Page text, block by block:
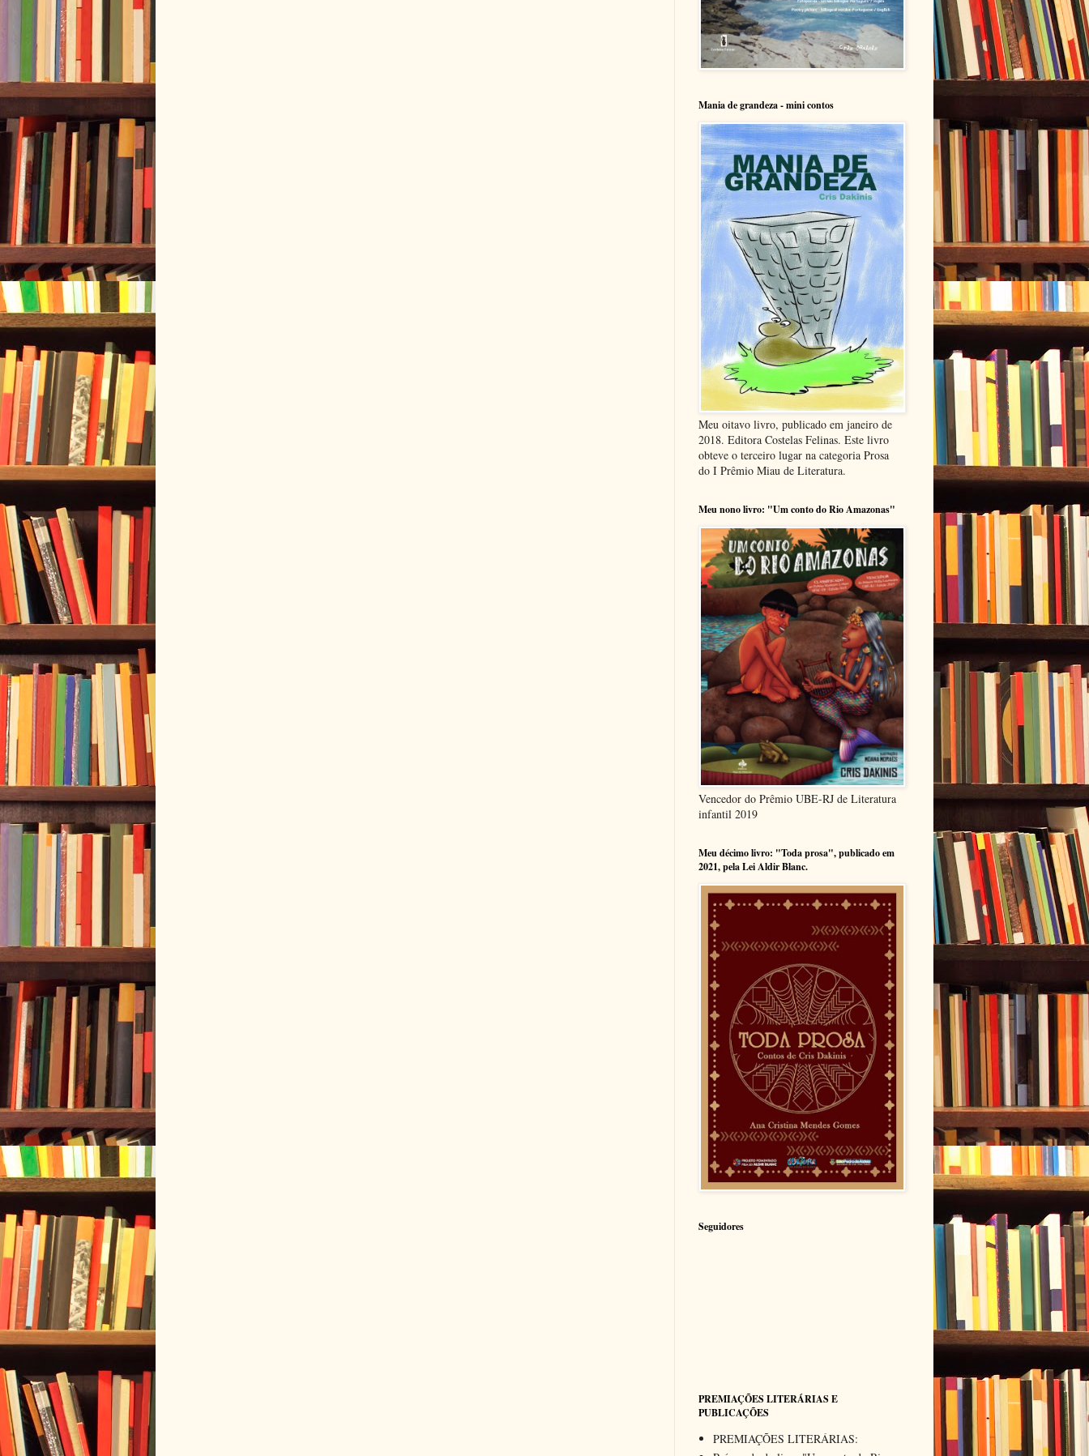
Mania de grandeza - mini contos
Meu oitavo livro, publicado em janeiro de
2018. Editora Costelas Felinas. Este livro
obteve o terceiro lugar na categoria Prosa
do I Prêmio Miau de Literatura.
Meu nono livro: "Um conto do Rio Amazonas"
Vencedor do Prêmio UBE-RJ de Literatura
infantil 2019
Meu décimo livro: "Toda prosa", publicado em
2021, pela Lei Aldir Blanc.
Seguidores
PREMIAÇÕES LITERÁRIAS E
PUBLICAÇÕES
PREMIAÇÕES LITERÁRIAS: